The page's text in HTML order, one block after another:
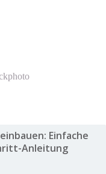
Einfache
Anleitung